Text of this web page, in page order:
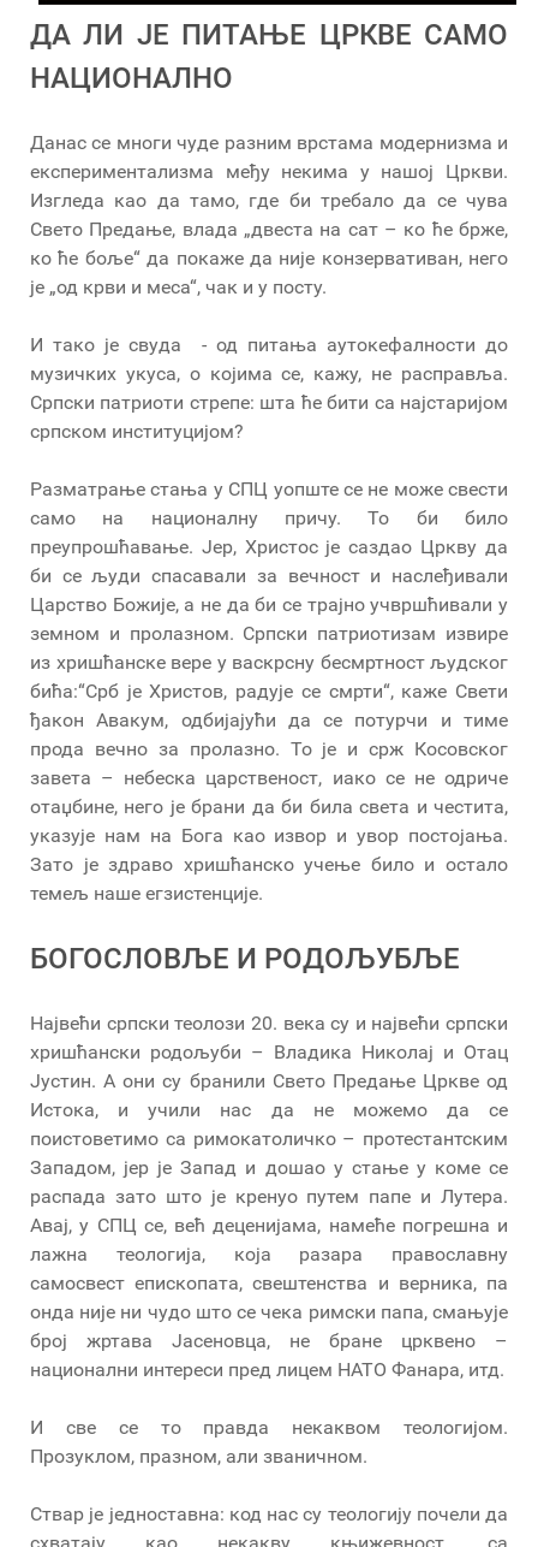
ДА ЛИ ЈЕ ПИТАЊЕ ЦРКВЕ САМО
НАЦИОНАЛНО
Данас се многи чуде разним врстама модернизма и
експериментализма међу некима у нашој Цркви.
Изгледа као да тамо, где би требало да се чува
Свето Предање, влада „двеста на сат – ко ће брже,
ко ће боље“ да покаже да није конзервативан, него
је „од крви и меса“, чак и у посту.
И тако је свуда - од питања аутокефалности до
музичких укуса, о којима се, кажу, не расправља.
Српски патриоти стрепе: шта ће бити са најстаријом
српском институцијом?
Разматрање стања у СПЦ уопште се не може свести
само на националну причу. То би било
преупрошћавање. Јер, Христос је саздао Цркву да
би се људи спасавали за вечност и наслеђивали
Царство Божије, а не да би се трајно учвршћивали у
земном и пролазном. Српски патриотизам извире
из хришћанске вере у васкрсну бесмртност људског
бића:“Срб је Христов, радује се смрти“, каже Свети
ђакон Авакум, одбијајући да се потурчи и тиме
прода вечно за пролазно. То је и срж Косовског
завета – небеска царственост, иако се не одриче
отаџбине, него је брани да би била света и честита,
указује нам на Бога као извор и увор постојања.
Зато је здраво хришћанско учење било и остало
темељ наше егзистенције.
БОГОСЛОВЉЕ И РОДОЉУБЉЕ
Највећи српски теолози 20. века су и највећи српски
хришћански родољуби – Владика Николај и Отац
Јустин. А они су бранили Свето Предање Цркве од
Истока, и учили нас да не можемо да се
поистоветимо са римокатоличко – протестантским
Западом, јер је Запад и дошао у стање у коме се
распада зато што је кренуо путем папе и Лутера.
Авај, у СПЦ се, већ деценијама, намеће погрешна и
лажна теологија, која разара православну
самосвест епископата, свештенства и верника, па
онда није ни чудо што се чека римски папа, смањује
број жртава Јасеновца, не бране црквено –
национални интереси пред лицем НАТО Фанара, итд.
И све се то правда некаквом теологијом.
Прозуклом, празном, али званичном.
Ствар је једноставна: код нас су теологију почели да